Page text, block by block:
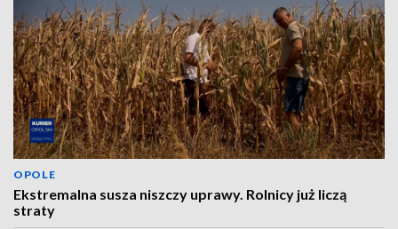
OPOLE
Ekstremalna susza niszczy uprawy. Rolnicy już liczą
straty